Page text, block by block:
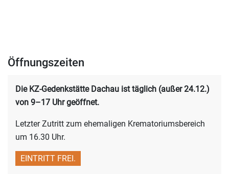
Öffnungszeiten
Die KZ-Gedenkstätte Dachau ist täglich (außer 24.12.)
von 9–17 Uhr geöffnet.
Letzter Zutritt zum ehemaligen Krematoriumsbereich
um 16.30 Uhr.
EINTRITT FREI.